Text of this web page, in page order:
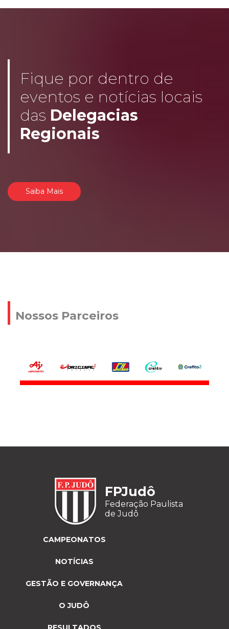
Fique por dentro de
eventos e notícias locais
das Delegacias
Regionais
Saiba Mais
Nossos Parceiros
FPJudô
Federação Paulista
de Judô
CAMPEONATOS
NOTÍCIAS
GESTÃO E GOVERNANÇA
O JUDÔ